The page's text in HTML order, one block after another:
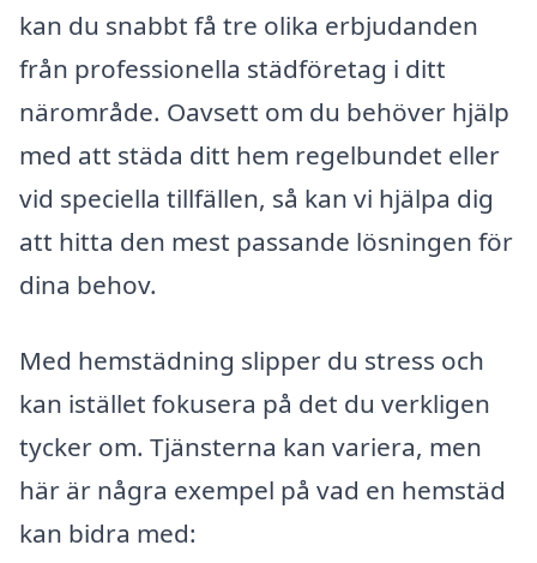
kan du snabbt få tre olika erbjudanden
från professionella städföretag i ditt
närområde. Oavsett om du behöver hjälp
med att städa ditt hem regelbundet eller
vid speciella tillfällen, så kan vi hjälpa dig
att hitta den mest passande lösningen för
dina behov.
Med hemstädning slipper du stress och
kan istället fokusera på det du verkligen
tycker om. Tjänsterna kan variera, men
här är några exempel på vad en hemstäd
kan bidra med: